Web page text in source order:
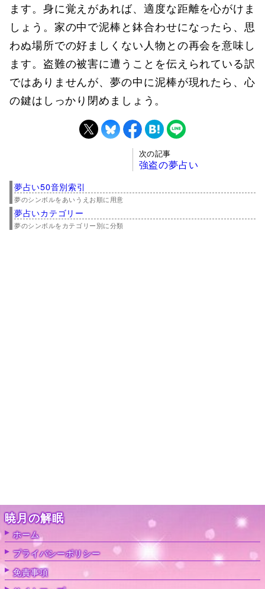
ます。身に覚えがあれば、適度な距離を心がけま
しょう。家の中で泥棒と鉢合わせになったら、思
わぬ場所での好ましくない人物との再会を意味し
ます。盗難の被害に遭うことを伝えられている訳
ではありませんが、夢の中に泥棒が現れたら、心
の鍵はしっかり閉めましょう。
次の記事
強盗の夢占い
夢占い50音別索引
夢のシンボルをあいうえお順に用意
夢占いカテゴリー
夢のシンボルをカテゴリー別に分類
暁月の解眠
ホーム
プライバシーポリシー
免責事項